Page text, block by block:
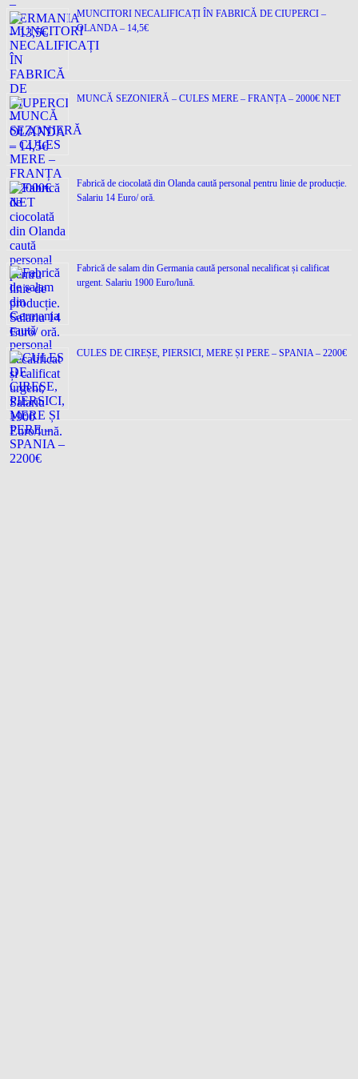
MUNCITORI NECALIFICAȚI ÎN FABRICĂ DE CIUPERCI –
OLANDA – 14,5€
MUNCĂ SEZONIERĂ – CULES MERE – FRANȚA – 2000€ NET
Fabrică de ciocolată din Olanda caută personal pentru linie de producție.
Salariu 14 Euro/ oră.
Fabrică de salam din Germania caută personal necalificat și calificat
urgent. Salariu 1900 Euro/lună.
CULES DE CIREȘE, PIERSICI, MERE ȘI PERE – SPANIA – 2200€